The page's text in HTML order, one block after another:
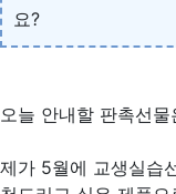
요?
오늘 안내할 판촉선
제가 5월에 교생실습